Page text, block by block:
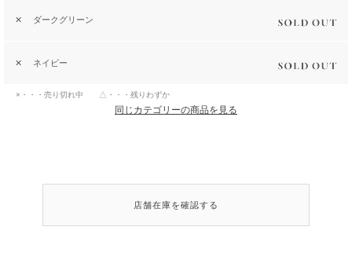
✕ ダークグリーン
✕ ネイビー
×・・・売り切れ中 △・・・残りわずか
同じカテゴリーの商品を見る
店舗在庫を確認する